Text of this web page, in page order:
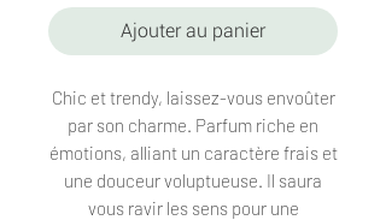
Ajouter au panier
Chic et trendy, laissez-vous envoûter
par son charme. Parfum riche en
émotions, alliant un caractère frais et
une douceur voluptueuse. Il saura
vous ravir les sens pour une